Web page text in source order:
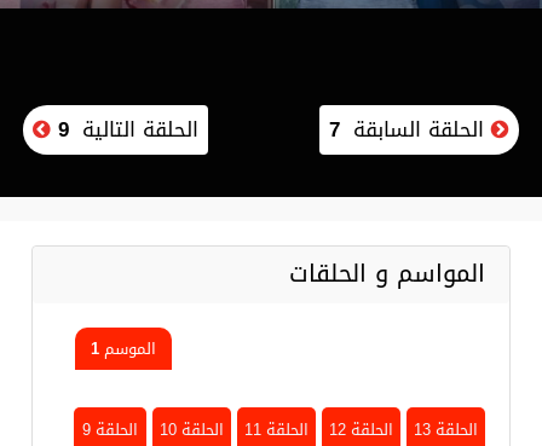
الحلقة السابقة 7 الحلقة التالية 9
المواسم و الحلقات
الموسم 1
الحلقة 13 الحلقة 12 الحلقة 11 الحلقة 10
الحلقة 9